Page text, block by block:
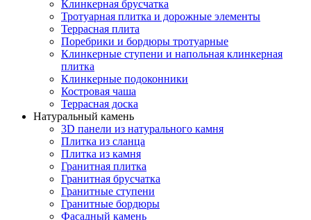
Клинкерная брусчатка
Тротуарная плитка и дорожные элементы
Террасная плита
Поребрики и бордюры тротуарные
Клинкерные ступени и напольная клинкерная
плитка
Клинкерные подоконники
Костровая чаша
Террасная доска
Натуральный камень
3D панели из натурального камня
Плитка из сланца
Плитка из камня
Гранитная плитка
Гранитная брусчатка
Гранитные ступени
Гранитные бордюры
Фасадный камень